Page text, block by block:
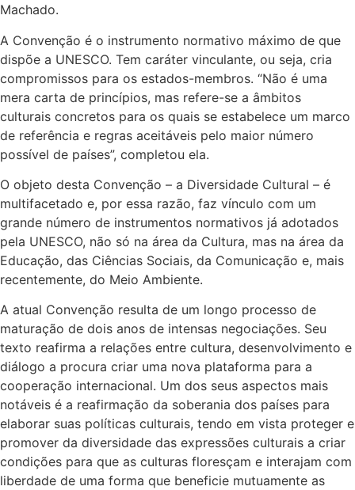
Machado.
A Convenção é o instrumento normativo máximo de que
dispõe a UNESCO. Tem caráter vinculante, ou seja, cria
compromissos para os estados-membros. “Não é uma
mera carta de princípios, mas refere-se a âmbitos
culturais concretos para os quais se estabelece um marco
de referência e regras aceitáveis pelo maior número
possível de países”, completou ela.
O objeto desta Convenção – a Diversidade Cultural – é
multifacetado e, por essa razão, faz vínculo com um
grande número de instrumentos normativos já adotados
pela UNESCO, não só na área da Cultura, mas na área da
Educação, das Ciências Sociais, da Comunicação e, mais
recentemente, do Meio Ambiente.
A atual Convenção resulta de um longo processo de
maturação de dois anos de intensas negociações. Seu
texto reafirma a relações entre cultura, desenvolvimento e
diálogo a procura criar uma nova plataforma para a
cooperação internacional. Um dos seus aspectos mais
notáveis é a reafirmação da soberania dos países para
elaborar suas políticas culturais, tendo em vista proteger e
promover da diversidade das expressões culturais a criar
condições para que as culturas floresçam e interajam com
liberdade de uma forma que beneficie mutuamente as